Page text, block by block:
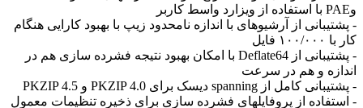
وPAE با استفاده از ویزارد واسط کاربر
- پشتیبانی از آرشیوهای با اندازه نامحدود زیپ با بهبود کارایی هنگام
کار با ۱۰۰/۰۰۰ فایل
- پشتیبانی از Deflate64 با امکان بهبود نتیجه فشرده سازی هم در
اندازه و هم در سرعت
- پشتیبانی کامل از spanning دیسک برای PKZIP 4.0 و PKZIP 4.5
- استفاده از پروفایلهای فشرده سازی برای ذخیره تنظیمات معمول